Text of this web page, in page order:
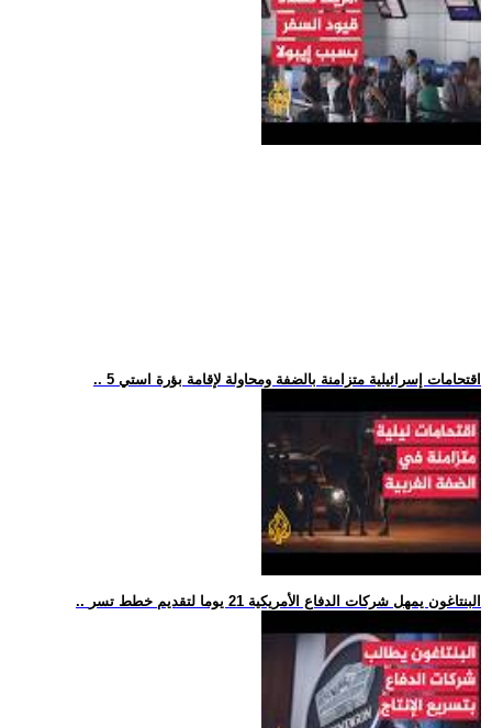
.. 5 اقتحامات إسرائيلية متزامنة بالضفة ومحاولة لإقامة بؤرة استي
.. البنتاغون يمهل شركات الدفاع الأمريكية 21 يوما لتقديم خطط تسر